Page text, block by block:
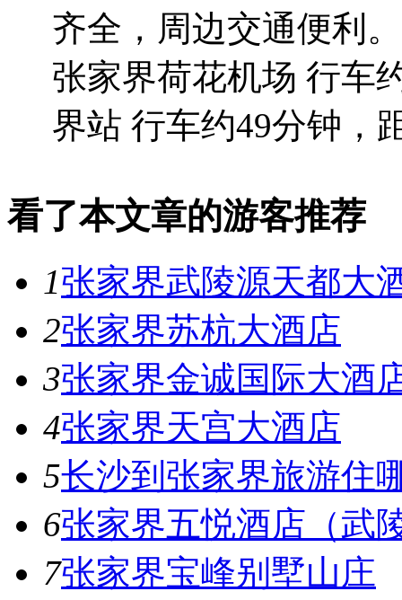
齐全，周边交通便利
张家界荷花机场 行车
界站 行车约49分钟，
看了本文章的游客推荐
1张家界武陵源天都大
2张家界苏杭大酒店
3张家界金诚国际大酒
4张家界天宫大酒店
5长沙到张家界旅游住
6张家界五悦酒店（武
7张家界宝峰别墅山庄